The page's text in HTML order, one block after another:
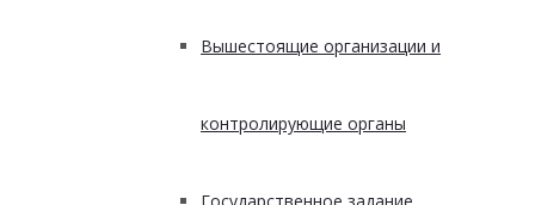
Вышестоящие организации и
контролирующие органы